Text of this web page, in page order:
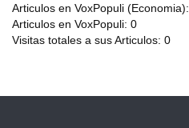
Articulos en VoxPopuli (Economia):
Articulos en VoxPopuli: 0
Visitas totales a sus Articulos: 0